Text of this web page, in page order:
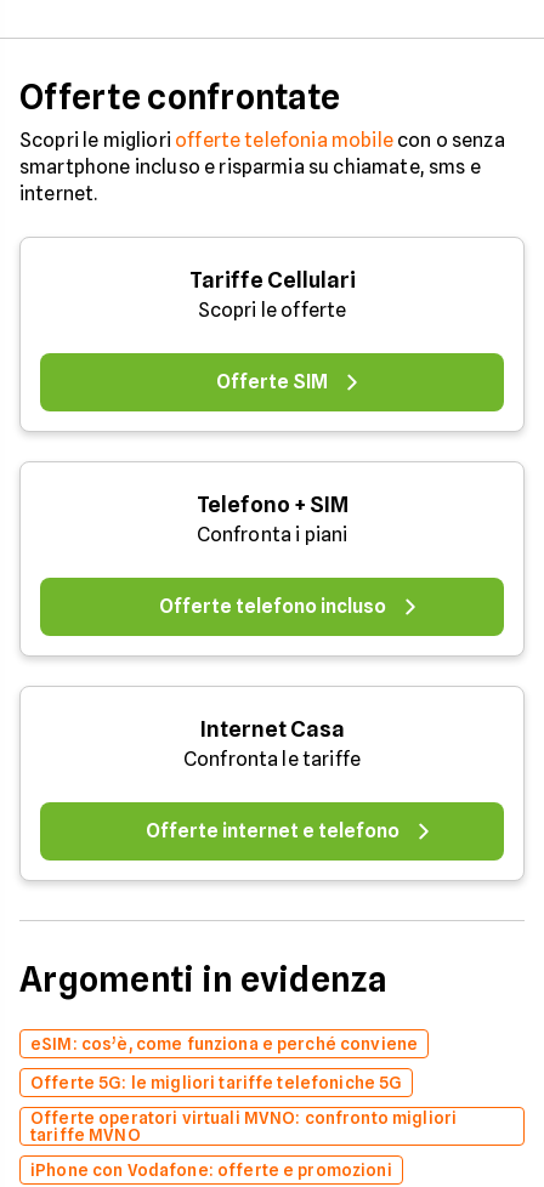
Offerte confrontate
Scopri le migliori offerte telefonia mobilecon o senza
smartphone incluso e risparmia su chiamate, sms e
internet.
Tariffe Cellulari
Scopri le offerte
Offerte SIM
Telefono + SIM
Confronta i piani
Offerte telefono incluso
Internet Casa
Confronta le tariffe
Offerte internet e telefono
Argomenti in evidenza
eSIM: cos’è, come funziona e perché conviene
Offerte 5G: le migliori tariffe telefoniche 5G
Offerte operatori virtuali MVNO: confronto migliori
tariffe MVNO
iPhone con Vodafone: offerte e promozioni